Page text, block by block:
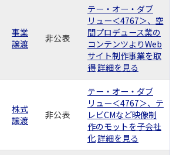
事業
譲渡
非公表
テー・オー・ダブ
リュー＜4767＞、空
間プロデュース業の
コンテンツよりWeb
サイト制作事業を取
得詳細を見る
株式
譲渡
非公表
テー・オー・ダブ
リュー＜4767＞、テ
レビCMなど映像制
作のモットを子会社
化詳細を見る